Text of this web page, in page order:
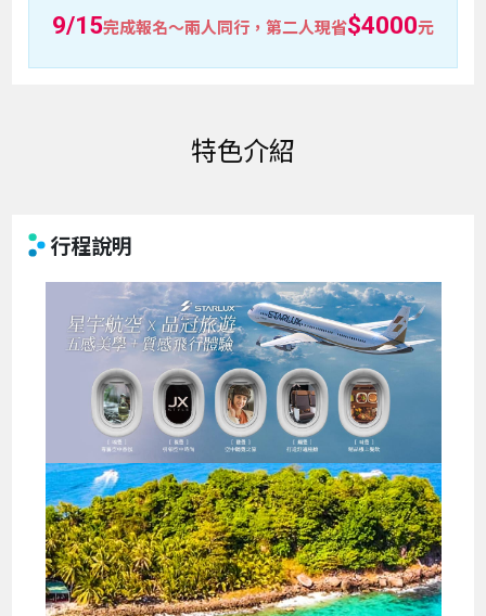
9/15完成報名～兩人同行，第二人現省$4000元
特色介紹
行程說明